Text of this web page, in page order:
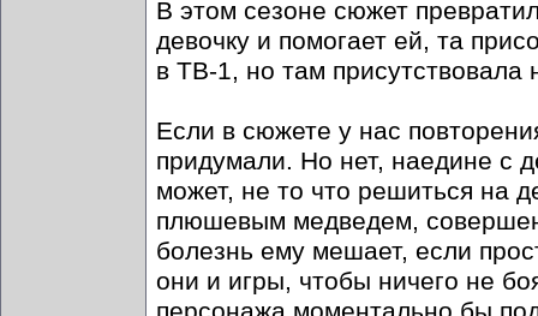
В этом сезоне сюжет
девочку и помогает ей, та
в ТВ-1, но там присутствовала
Если в сюжете у нас
придумали. Но нет, наедине с
может, не то что решиться на
плюшевым медведем,
болезнь ему мешает, если
они и игры, чтобы ничего не